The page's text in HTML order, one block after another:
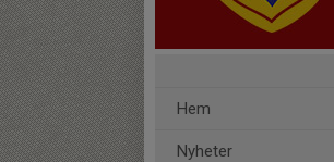
Hem
Nyheter